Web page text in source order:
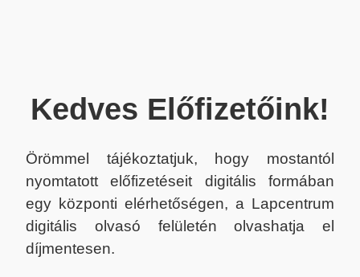
Kedves Előfizetőink!
Örömmel tájékoztatjuk, hogy mostantól
nyomtatott előfizetéseit digitális formában
egy központi elérhetőségen, a Lapcentrum
digitális olvasó felületén olvashatja el
díjmentesen.